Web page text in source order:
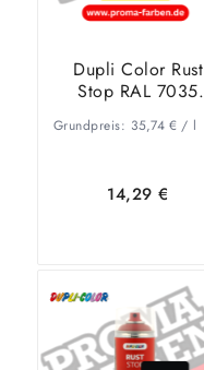
Dupli Color Rust
Stop RAL 7035
Grundpreis: 35,74 €/ l
14,29€